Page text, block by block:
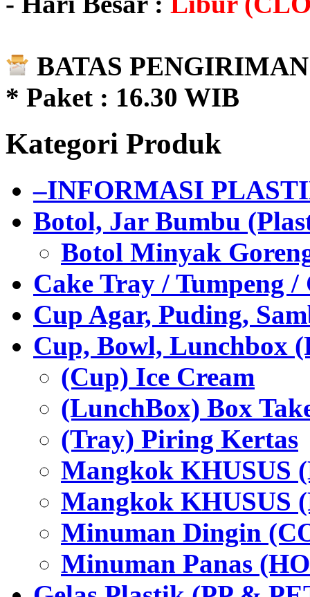
BATAS
* Paket : 16.30 WIB
Kategori Produk
–INFORMASI
Botol, Jar Bumbu
Botol Minyak
Cake Tray / Tumpeng /
Cup Agar, Puding,
Cup, Bowl, Lunchbox
(Cup) Ice Cream
(LunchBox) Box
(Tray) Piring Kertas
Mangkok KHUSUS
Mangkok KHUSUS
Minuman Dingin
Minuman Panas